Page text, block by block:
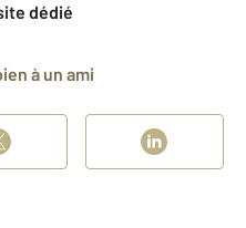
dédié
à un ami